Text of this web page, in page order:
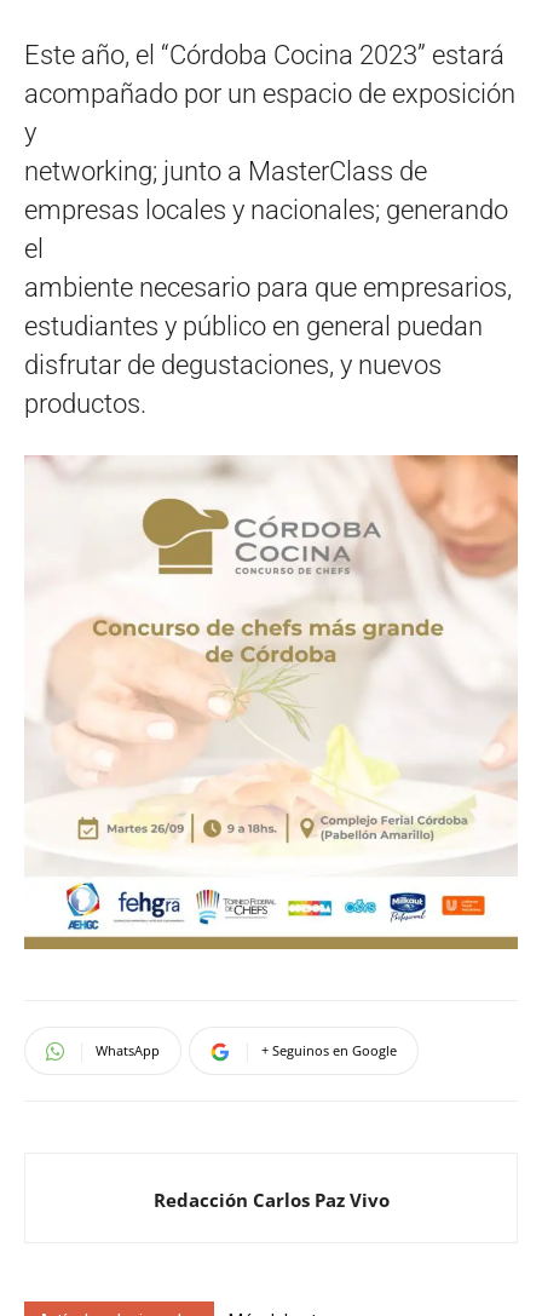
Este año, el “Córdoba Cocina 2023” estará
acompañado por un espacio de exposición
y
networking; junto a MasterClass de
empresas locales y nacionales; generando
el
ambiente necesario para que empresarios,
estudiantes y público en general puedan
disfrutar de degustaciones, y nuevos
productos.
WhatsApp + Seguinos en Google
Redacción Carlos Paz Vivo